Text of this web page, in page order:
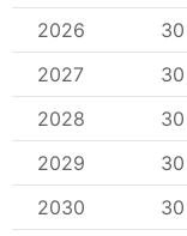
2026
2027
2028
2029
2030